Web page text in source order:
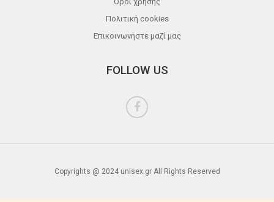
Πολιτική cookies
Επικοινωνήστε μαζί μας
FOLLOW US
Copyrights @ 2024 unisex.gr All Rights Reserved